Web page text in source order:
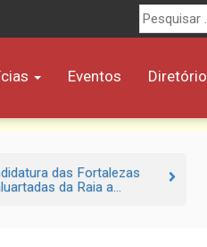
Procurar
por:
Eventos Diretório
das Fortalezas
da Raia a...